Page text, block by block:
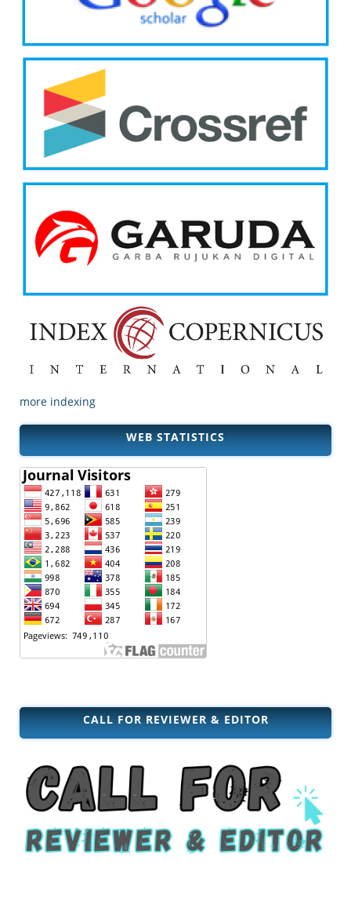
more indexing
WEB STATISTICS
CALL FOR REVIEWER & EDITOR